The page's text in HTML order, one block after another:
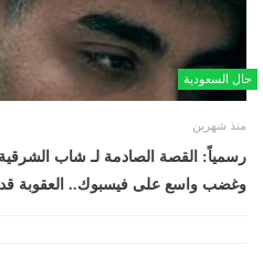
حال السعودية
منذ شهرين
رسمياً: القصة الصادمة لـ شاب
وغضب واسع على فيسبوك.. العقوبة قد تصل إلى 5